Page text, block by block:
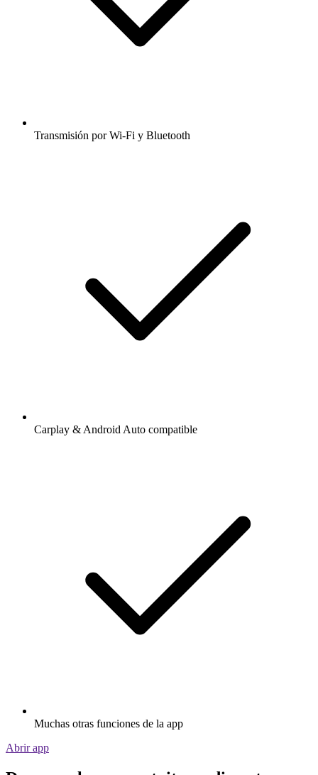
Transmisión por Wi-Fi y Bluetooth
Carplay & Android Auto compatible
Muchas otras funciones de la app
Abrir app